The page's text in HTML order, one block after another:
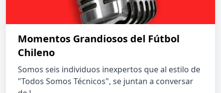
Momentos Grandiosos del Fútbol
Chileno
Somos seis individuos inexpertos que al estilo de
"Todos Somos Técnicos", se juntan a conversar